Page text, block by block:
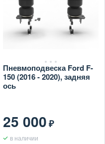
Пневмоподвеска Ford F-
150 (2016 - 2020), задняя
ось
25 000₽
в наличии